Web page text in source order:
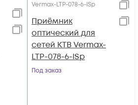
Vermax-LTP-078-6-ISp
Приёмник
оптический для
сетей КТВ Vermax-
LTP-078-6-ISp
Под заказ